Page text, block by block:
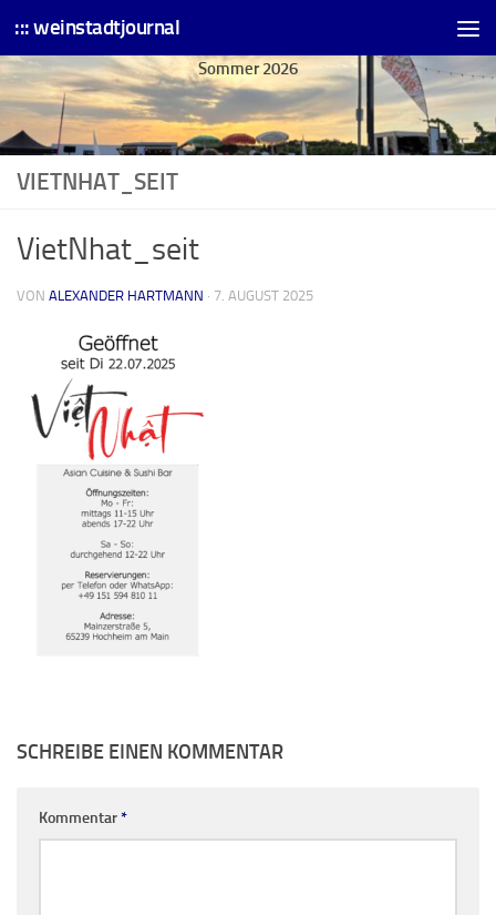
Skip to content
::: weinstadtjournal
Sommer 2026
VIETNHAT_SEIT
VietNhat_seit
VON ALEXANDER HARTMANN · 7. AUGUST 2025
SCHREIBE EINEN KOMMENTAR
Kommentar*